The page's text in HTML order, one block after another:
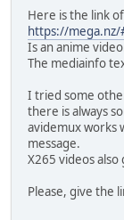
Here is the link
https://mega.nz/
Is an anime
The mediainfo
I tried some
there is always
avidemux works
message.
X265 videos
Please, give the